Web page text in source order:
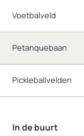
Voetbalveld
Petanquebaan
Pickleballvelden
In de buurt